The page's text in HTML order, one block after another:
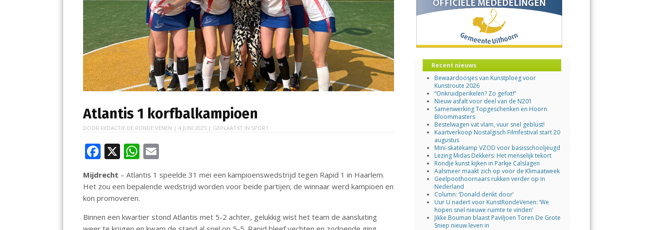
Atlantis 1 korfbalkampioen
DOOR REDACTIE DE RONDE VENEN |4 JUNI 2025 | GEPLAATST IN SPORT
F
ac
e
b
o
X W
h
at
A
ai
Mijdrecht – Atlantis 1 speelde 31 mei een kampioenswedstrijd tegen Rapid 1 in Haarlem.
Het zou een bepalende wedstrijd worden voor beide partijen; de winnaar werd kampioen en
kon promoveren.
Binnen een kwartier stond Atlantis met 5-2 achter, gelukkig wist het team de aansluiting
Recent nieuws
Bewaardoosjes van Kunstploeg voor
Kunstroute 2026
“Onkruidperikelen? Zo gefixt!”
Nieuw asfalt voor deel van de N201
Samenwerking Topgeschenken en Hoorn
Bloommasters
Bestelwagen vat vlam, vuur snel geblust!
Kaartverkoop Nostalgisch Filmfestival start 20
augustus
Mini-skatekamp VZOD voor basisschooljeugd
Lezing Midas Dekkers: Het menselijk tekort
Rondje kunst kijken in Parkje Calslagen
Aalsmeer maakt zich op voor de Klimaatweek
Geelpoothoornaars rukken verder op in
Nederland
Column: ‘Donald denkt door’
Uur U nadert voor KunstRondeVenen: ‘We
hopen snel nieuwe ruimte te vinden’
Jikke Bouman blaast Paviljoen Toren De Grote
Sniep nieuw leven in